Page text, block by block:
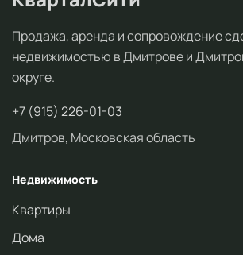
Продажа, аренда и сопровождение
недвижимостью в Дмитрове и
округе.
+7 (915) 226-01-03
Дмитров, Московская область
Недвижимость
Квартиры
Дома